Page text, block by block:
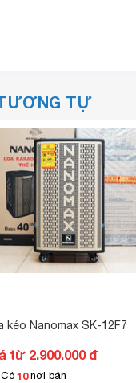
TỰ
kéo Nanomax SK-12F7
từ 2.900.000 đ
Có 10 nơi bán